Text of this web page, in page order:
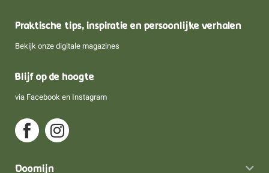
Doomijn
Praktische tips, inspiratie en persoonlijke verhalen
Bekijk onze digitale magazines
Blijf op de hoogte
via Facebook en Instagram